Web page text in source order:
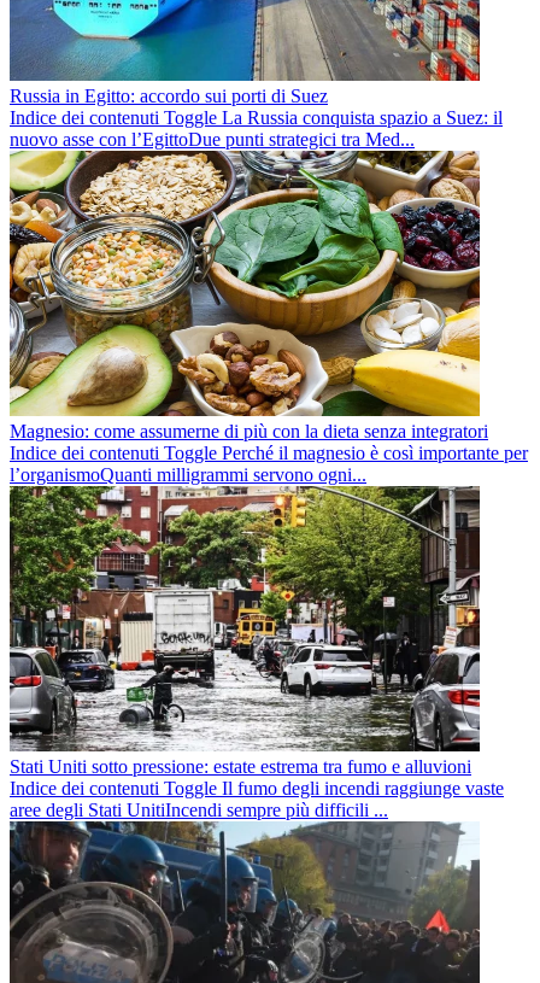
Russia in Egitto: accordo sui porti di Suez
Indice dei contenuti Toggle La Russia conquista spazio a Suez: il
nuovo asse con l’EgittoDue punti strategici tra Med...
Magnesio: come assumerne di più con la dieta senza integratori
Indice dei contenuti Toggle Perché il magnesio è così importante per
l’organismoQuanti milligrammi servono ogni...
Stati Uniti sotto pressione: estate estrema tra fumo e alluvioni
Indice dei contenuti Toggle Il fumo degli incendi raggiunge vaste
aree degli Stati UnitiIncendi sempre più difficili ...